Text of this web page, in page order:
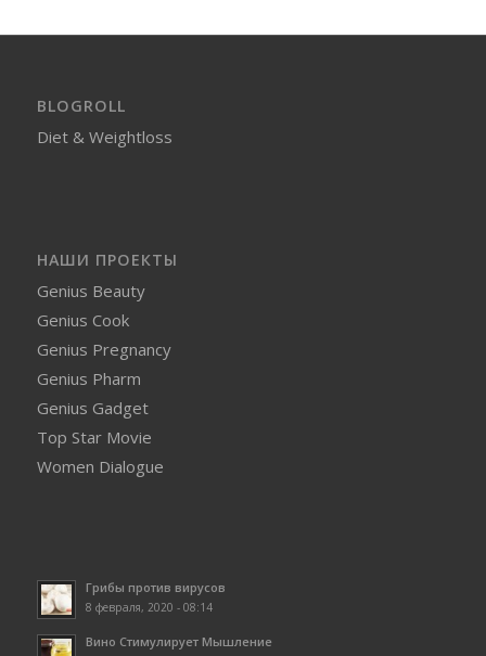
BLOGROLL
Diet & Weightloss
НАШИ ПРОЕКТЫ
Genius Beauty
Genius Cook
Genius Pregnancy
Genius Pharm
Genius Gadget
Top Star Movie
Women Dialogue
Грибы против вирусов
8 февраля, 2020 - 08:14
Вино Стимулирует Мышление